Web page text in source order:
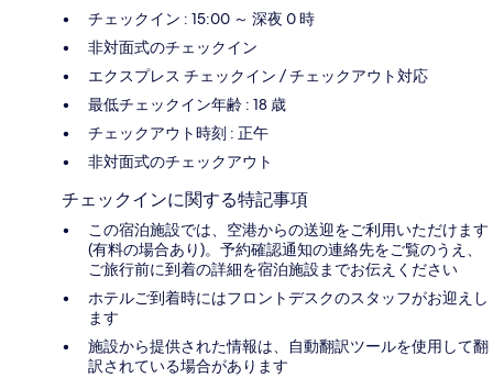
チェックイン : 15:00 ～ 深夜 0 時
非対面式のチェックイン
エクスプレス チェックイン / チェックアウト対応
最低チェックイン年齢 : 18 歳
チェックアウト時刻 : 正午
非対面式のチェックアウト
チェックインに関する特記事項
この宿泊施設では、空港からの送迎をご利用いただけます
(有料の場合あり)。予約確認通知の連絡先をご覧のうえ、
ご旅行前に到着の詳細を宿泊施設までお伝えください
ホテルご到着時にはフロントデスクのスタッフがお迎えし
ます
施設から提供された情報は、自動翻訳ツールを使用して翻
訳されている場合があります